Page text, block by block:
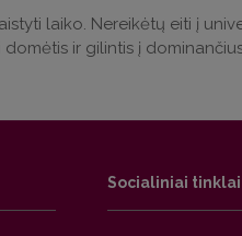
laiko. Nereikėtų eiti į
ir gilintis į
Socialiniai tinklai